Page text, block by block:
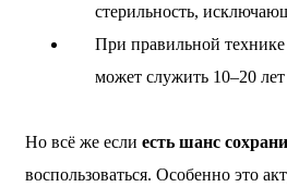
стерильность,
При правильной
может служить 10–20 лет
Но всё же если есть шанс
воспользоваться. Особенно это